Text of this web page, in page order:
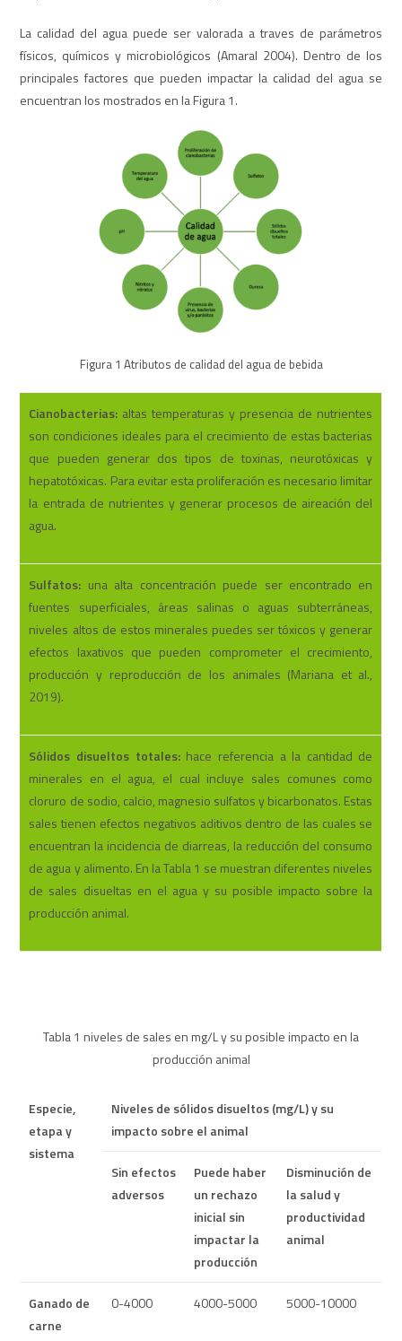
La calidad del agua puede ser valorada a traves de parámetros
físicos, químicos y microbiológicos (Amaral 2004). Dentro de los
principales factores que pueden impactar la calidad del agua se
encuentran los mostrados en la Figura 1.
Figura 1 Atributos de calidad del agua de bebida
Cianobacterias: altas temperaturas y presencia de nutrientes
son condiciones ideales para el crecimiento de estas bacterias
que pueden generar dos tipos de toxinas, neurotóxicas y
hepatotóxicas. Para evitar esta proliferación es necesario limitar
la entrada de nutrientes y generar procesos de aireación del
agua.
Sulfatos: una alta concentración puede ser encontrado en
fuentes superficiales, áreas salinas o aguas subterráneas,
niveles altos de estos minerales puedes ser tóxicos y generar
efectos laxativos que pueden comprometer el crecimiento,
producción y reproducción de los animales (Mariana et al.,
2019).
Sólidos disueltos totales:hace referencia a la cantidad de
minerales en el agua, el cual incluye sales comunes como
cloruro de sodio, calcio, magnesio sulfatos y bicarbonatos. Estas
sales tienen efectos negativos aditivos dentro de las cuales se
encuentran la incidencia de diarreas, la reducción del consumo
de agua y alimento. En la Tabla 1 se muestran diferentes niveles
de sales disueltas en el agua y su posible impacto sobre la
producción animal.
Tabla 1 niveles de sales en mg/L y su posible impacto en la
producción animal
Especie,
etapa y
sistema
Niveles de sólidos disueltos (mg/L) y su
impacto sobre el animal
Sin efectos
adversos
Puede haber
un rechazo
inicial sin
impactar la
producción
Disminución de
la salud y
productividad
animal
Ganado de
carne
0-4000 4000-5000 5000-10000